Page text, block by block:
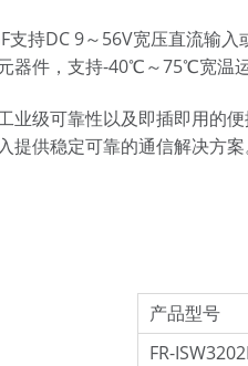
支持DC 9～56V宽压直流输
器件，支持-40℃～75℃宽温
业级可靠性以及即插即用的
供稳定可靠的通信解决方案
产品型号
FR-